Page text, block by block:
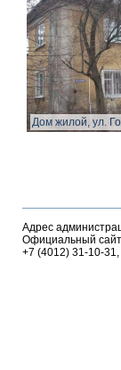
Дом жилой, ул.
Адрес
Официальный сайт
+7 (4012) 31-10-